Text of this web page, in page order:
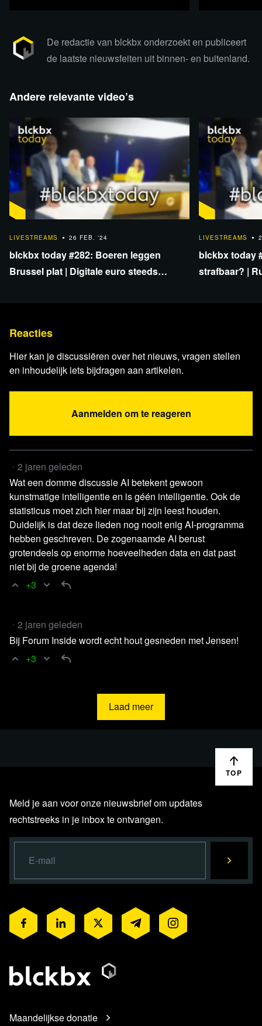
Relevante achtergrondinformatie en
bronnen
Video Wybren van Haga - BVNLDe ECHTE waarheid
moet zo snel mogelijk boven tafel komen -
Artikel NU.nlGedragscode voor leden parlementaire
enquêtecommissie coronacrisis
X/@MinPresVan Dissel met pensioen
Provincie Utrecht grijpt terug naar gas
Video TelegraafTimmermans slaat terug naar Wilders:
X/@JustinTrudeau
the game so you can buy a place of your own, sooner.
https://x.com/JustinTrudeau/st...
Artikel NOSexperts adviseren extra maatregelen tegen
mazelen
Lees 27 reacties
Lees verder
De redactie van blckbx onderzoekt en publiceert
de laatste nieuwsfeiten uit binnen- en buitenland.
Andere relevante video’s
LIVESTREAMS
26 FEB. '24
blckbx today #282: Boeren leggen
Brussel plat | Digitale euro steeds
LIVESTREAMS
blckbx today
strafbaar? |
Reacties
Hier kan je discussiëren over het nieuws, vragen stellen
en inhoudelijk iets bijdragen aan artikelen.
Aanmelden om te reageren
2 jaren geleden
Wat een domme discussie AI betekent gewoon
kunstmatige intelligentie en is géén intelligentie. Ook de
statisticus moet zich hier maar bij zijn leest houden.
Duidelijk is dat deze lieden nog nooit enig AI-programma
hebben geschreven. De zogenaamde AI berust
grotendeels op enorme hoeveelheden data en dat past
niet bij de groene agenda!
+3
2 jaren geleden
Bij Forum Inside wordt echt hout gesneden met Jensen!
+3
Laad meer
TOP
Meld je aan voor onze nieuwsbrief om updates
rechtstreeks in je inbox te ontvangen.
Maandelijkse donatie